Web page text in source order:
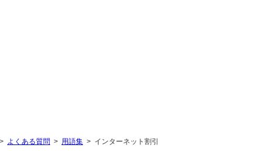
よくある質問 用語集 インターネット割引